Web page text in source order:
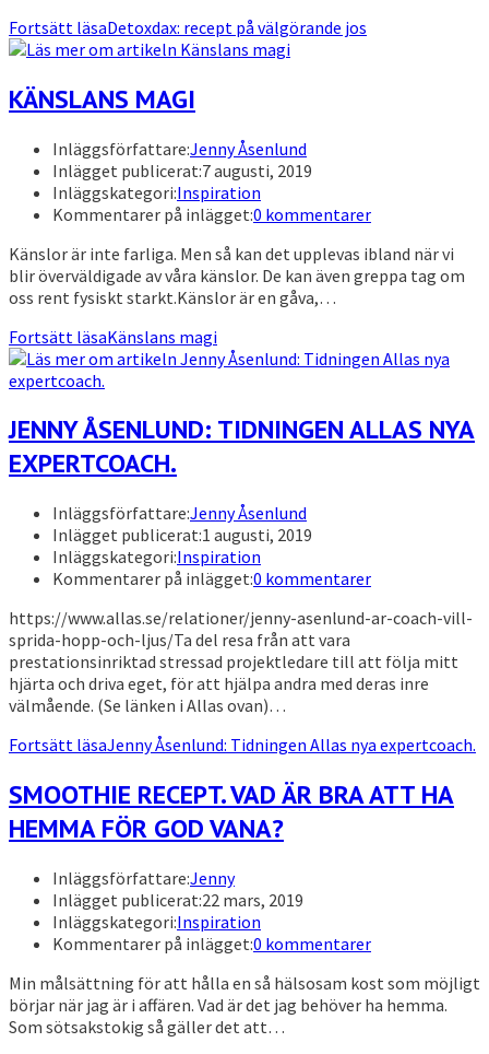
Fortsätt läsaDetoxdax: recept på välgörande jos
KÄNSLANS MAGI
Inläggsförfattare:Jenny Åsenlund
Inlägget publicerat:7 augusti, 2019
Inläggskategori:Inspiration
Kommentarer på inlägget:0 kommentarer
Känslor är inte farliga. Men så kan det upplevas ibland när vi
blir överväldigade av våra känslor. De kan även greppa tag om
oss rent fysiskt starkt.Känslor är en gåva,…
Fortsätt läsaKänslans magi
JENNY ÅSENLUND: TIDNINGEN ALLAS NYA
EXPERTCOACH.
Inläggsförfattare:Jenny Åsenlund
Inlägget publicerat:1 augusti, 2019
Inläggskategori:Inspiration
Kommentarer på inlägget:0 kommentarer
https://www.allas.se/relationer/jenny-asenlund-ar-coach-vill-
sprida-hopp-och-ljus/Ta del resa från att vara
prestationsinriktad stressad projektledare till att följa mitt
hjärta och driva eget, för att hjälpa andra med deras inre
välmående. (Se länken i Allas ovan)…
Fortsätt läsaJenny Åsenlund: Tidningen Allas nya expertcoach.
SMOOTHIE RECEPT. VAD ÄR BRA ATT HA
HEMMA FÖR GOD VANA?
Inläggsförfattare:Jenny
Inlägget publicerat:22 mars, 2019
Inläggskategori:Inspiration
Kommentarer på inlägget:0 kommentarer
Min målsättning för att hålla en så hälsosam kost som möjligt
börjar när jag är i affären. Vad är det jag behöver ha hemma.
Som sötsakstokig så gäller det att…